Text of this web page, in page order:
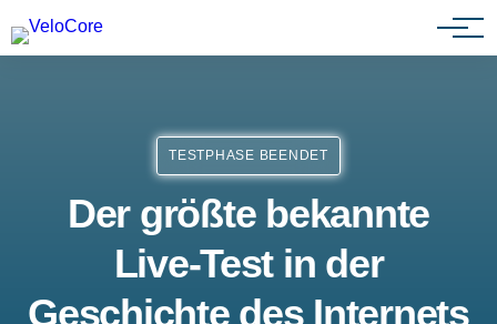
Agenturen & Webdesigner
TESTPHASE BEENDET
Der größte bekannte
Live-Test in der
Geschichte des Internets